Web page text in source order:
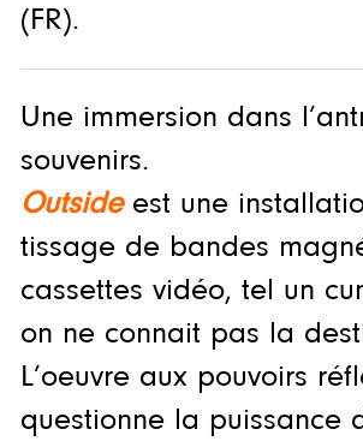
(FR).
Une immersion dans
souvenirs.
Outsideest une
tissage de bandes
cassettes vidéo, tel un
on ne connait pas la
L’oeuvre aux pouvoirs
questionne la puissance